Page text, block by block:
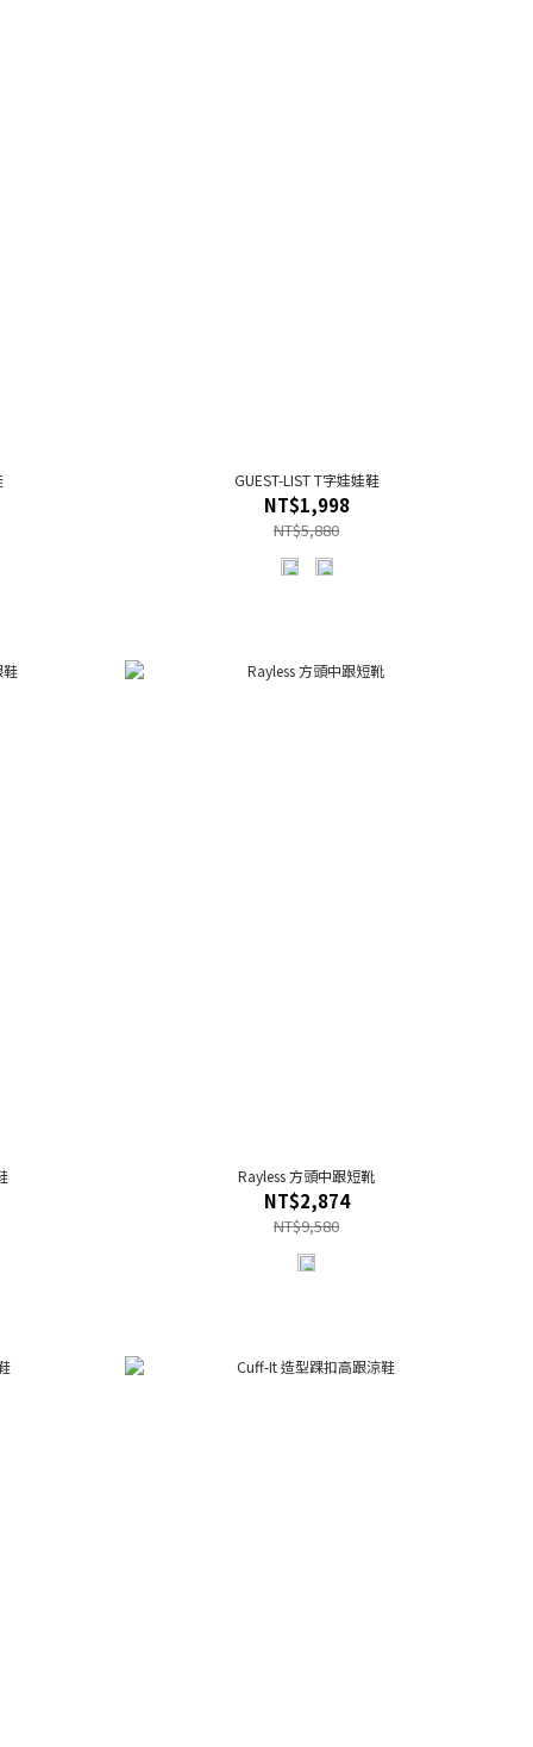
GUEST-LIST T字娃娃鞋
NT$1,998
NT$5,880
Rayless 方頭中跟短靴
NT$2,874
NT$9,580